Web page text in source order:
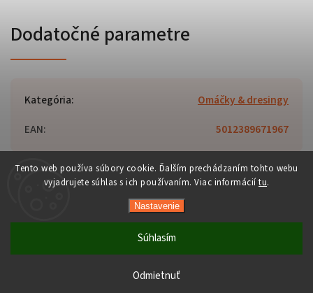
Tento web používa súbory cookie. Ďalším prechádzaním tohto webu
vyjadrujete súhlas s ich používaním. Viac informácií tu.
Nastavenie
Odmietnuť
Súhlasím
Počas horúcich dní neodporúčame doručenie do ParcelBoxov.
Produkty citlivé na vysoké teploty nemusia byť pri prevzatí v
Dodatočné parametre
Kategória:
Omáčky & dresingy
EAN: 5012389671967
Orient-Food.sk. Všetky práva vyhradené.
Upraviť nastavenie cookies
Shoptet | Design